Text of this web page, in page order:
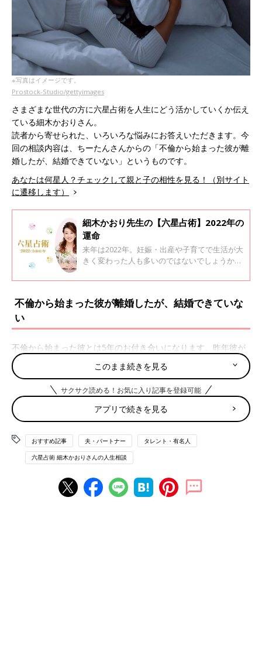
※写真はイメージです。
Prostock-Studio/gettyimages
さまざまな世代の方に六星占術を人生にどう活かしていくか伝え
ている細木かおりさん。
読者から寄せられた、いろいろな悩みにお答えいただきます。今
回の相談内容は、ちーたんさんからの「不倫から始まった彼が離
婚したが、結婚できていない」というものです。
あなたは何星人？チェックして親と子の相性を見る！（別サイト
に遷移します）
細木かおり先生の【六星占術】2022年の
運命
来年は2022年。妊娠・出産や子育てで生活が大
きく変わった人も多いのではないでしょうか。
なたの来年がどんな年になるか運命星ごとに教
不倫から始まった彼が離婚したが、結婚できていな
い
不倫から始まった彼とは5年のお付き合いになります。昨年彼が
離婚し、晴れて結婚となるかと思ったのですが、彼の仕事が低迷
し、生活面の問題と彼のプライドの高さから入籍することも出来
ていません。それでも、この先彼との人生を描くべきか、状況が
よくなるのかアドバイスください。
（ちーたん：女性）
相談者 火星人－
彼 火星人+
彼の家庭を壊した報いを重く受け止めて
このまま続きを見る
サクサク読める！お気に入り記事を登録可能
アプリで続きを見る
おすすめ記事 夫・パートナー タレント・有名人
六星占術 細木かおりさんの人生相談